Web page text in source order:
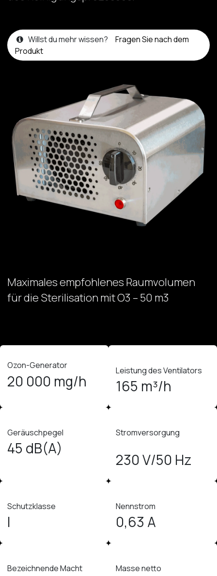
Willst du mehr wissen? Fragen Sie nach dem
Produkt
Maximales empfohlenes Raumvolumen
für die Sterilisation mit O3 – 50 m3
Ozon-Generator
20 000 mg/h
Leistung des Ventilators
165 m³/h
Geräuschpegel
45 dB(A)
Stromversorgung
230 V/50 Hz
Schutzklasse
I
Nennstrom
0,63 A
Bezeichnende Macht Masse netto